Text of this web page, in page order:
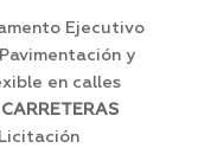
Ejecutivo
y
en calles
CARRETERAS